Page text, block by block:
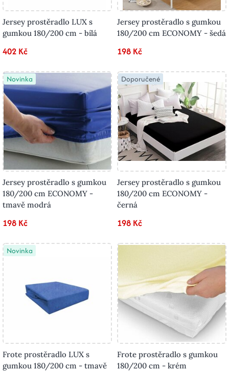
Jersey prostěradlo LUX s
gumkou 180/200 cm - bílá
402 Kč
Jersey prostěradlo s gumkou
180/200 cm ECONOMY - šedá
198 Kč
Novinka
Jersey prostěradlo s gumkou
180/200 cm ECONOMY -
tmavě modrá
198 Kč
Doporučené
Jersey prostěradlo s gumkou
180/200 cm ECONOMY -
černá
198 Kč
Novinka
Frote prostěradlo LUX s
gumkou 180/200 cm - tmavě
Frote prostěradlo s gumkou
180/200 cm - krém